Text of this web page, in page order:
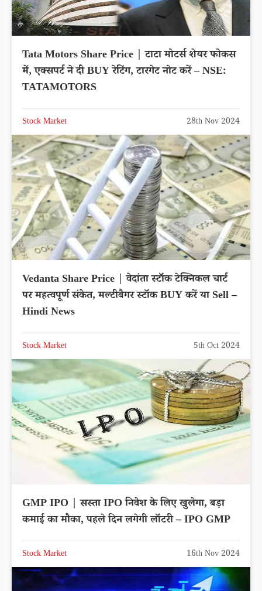
Tata Motors Share Price | टाटा मोटर्स शेयर फोकस
में, एक्सपर्ट ने दी BUY रेटिंग, टारगेट नोट करें – NSE:
TATAMOTORS
Stock Market 28th Nov 2024
Vedanta Share Price | वेदांता स्टॉक टेक्निकल चार्ट
पर महत्वपूर्ण संकेत, मल्टीबैगर स्टॉक BUY करें या Sell –
Hindi News
Stock Market 5th Oct 2024
GMP IPO | सस्ता IPO निवेश के लिए खुलेगा, बड़ा
कमाई का मौका, पहले दिन लगेगी लॉटरी – IPO GMP
Stock Market 16th Nov 2024